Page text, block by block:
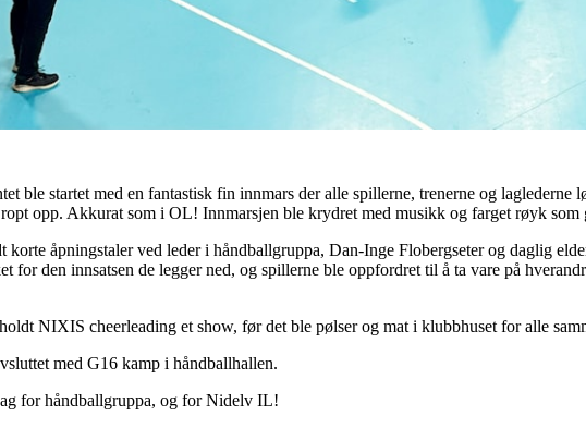
ble startet med en fantastisk fin innmars der alle spillerne, trenerne og
opp. Akkurat som i OL! Innmarsjen ble krydret med musikk og farget røyk som
korte åpningstaler ved leder i håndballgruppa, Dan-Inge Flobergseter og daglig
for den innsatsen de legger ned, og spillerne ble oppfordret til å ta vare på
NIXIS cheerleading et show, før det ble pølser og mat i klubbhuset for alle
med G16 kamp i håndballhallen.
for håndballgruppa, og for Nidelv IL!